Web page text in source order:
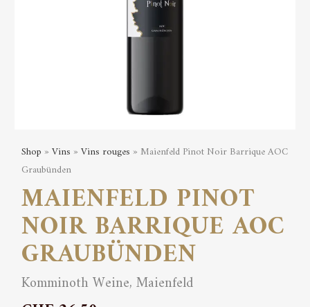
Shop »Vins »Vins rouges » Maienfeld Pinot Noir Barrique AOC
Graubünden
MAIENFELD PINOT
NOIR BARRIQUE AOC
GRAUBÜNDEN
Komminoth Weine, Maienfeld